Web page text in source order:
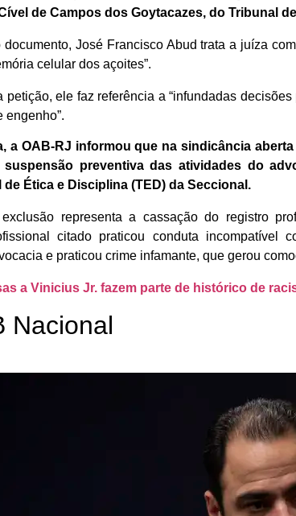
de Campos dos Goytacazes, do Tribunal
documento, José Francisco Abud trata a juíza
celular dos açoites”.
petição, ele faz referência a “infundadas
engenho”.
a OAB-RJ informou que na sindicância
suspensão preventiva das atividades do
de Ética e Disciplina (TED) da Seccional.
exclusão representa a cassação do registro
citado praticou conduta incompatível
e praticou crime infamante, que gerou
a Vinicius Jr. fazem parte de histórico de
Nacional